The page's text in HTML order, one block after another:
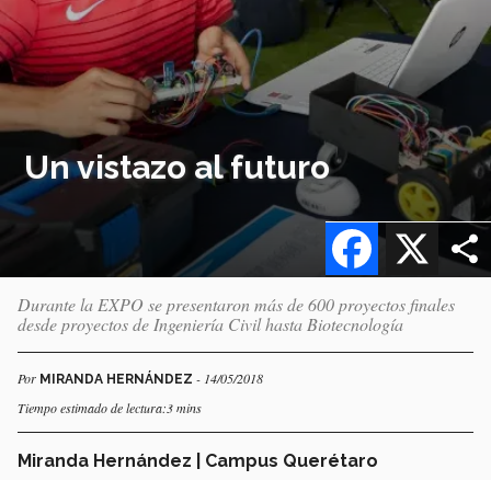
Un vistazo al futuro
X
Facebook
Durante la EXPO se presentaron más de 600 proyectos finales
desde proyectos de Ingeniería Civil hasta Biotecnología
Por MIRANDA HERNÁNDEZ - 14/05/2018
Tiempo estimado de lectura:3 mins
Miranda Hernández | Campus Querétaro